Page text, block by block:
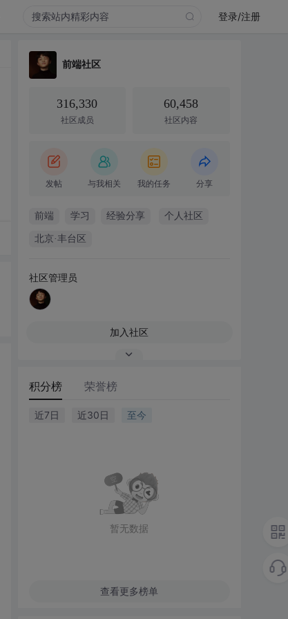
登录/注册
前端社区
316,330
社区成员
60,458
社区内容
发帖 与我相关 我的任务 分享
前端 学习 经验分享 个人社区
北京·丰台区
社区管理员
加入社区
积分榜 荣誉榜
近7日 近30日 至今
暂无数据
查看更多榜单